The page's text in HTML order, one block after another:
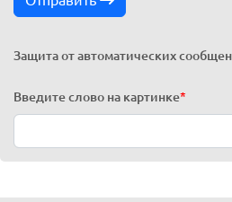
Защита от автоматических
Введите слово на картинке*